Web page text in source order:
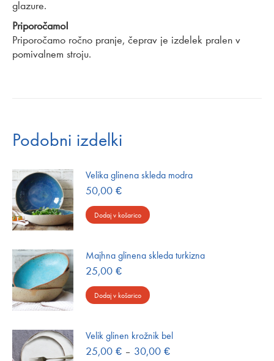
glazure.
Priporočamo!
Priporočamo ročno pranje, čeprav je izdelek pralen v
pomivalnem stroju.
Podobni izdelki
Velika glinena skleda modra
50,00 €
Dodaj v košarico
Majhna glinena skleda turkizna
25,00 €
Dodaj v košarico
Velik glinen krožnik bel
25,00 € – 30,00 €Cenovni